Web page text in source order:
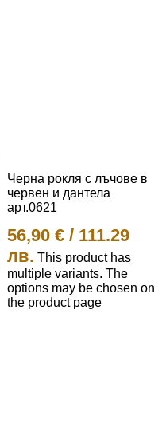
Черна рокля с лъчове в
червен и дантела
арт.0621
56,90 € / 111.29
лв. This product has
multiple variants. The
options may be chosen on
the product page